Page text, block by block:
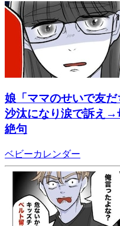
娘「ママのせいで友
沙汰になり涙で訴え→
絶句
ベビーカレンダー